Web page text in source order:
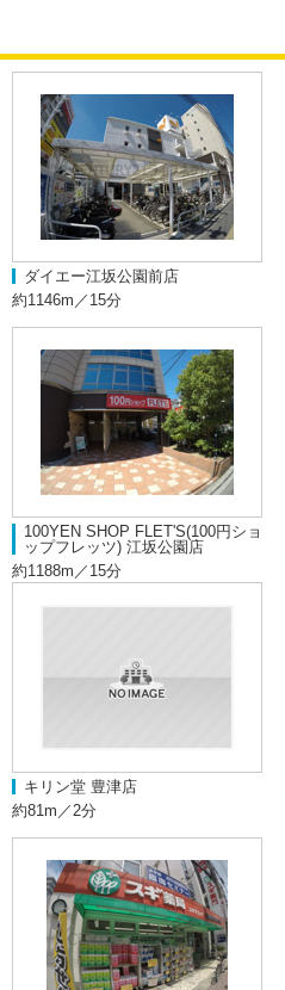
ダイエー江坂公園前店
約1146m／15分
100YEN SHOP FLET'S(100円ショ
ップフレッツ) 江坂公園店
約1188m／15分
キリン堂 豊津店
約81m／2分